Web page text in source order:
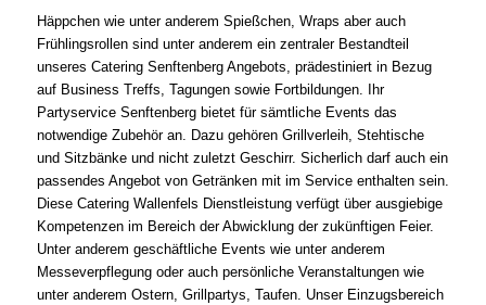
Häppchen wie unter anderem Spießchen, Wraps aber auch
Frühlingsrollen sind unter anderem ein zentraler Bestandteil
unseres Catering Senftenberg Angebots, prädestiniert in Bezug
auf Business Treffs, Tagungen sowie Fortbildungen. Ihr
Partyservice Senftenberg bietet für sämtliche Events das
notwendige Zubehör an. Dazu gehören Grillverleih, Stehtische
und Sitzbänke und nicht zuletzt Geschirr. Sicherlich darf auch ein
passendes Angebot von Getränken mit im Service enthalten sein.
Diese Catering Wallenfels Dienstleistung verfügt über ausgiebige
Kompetenzen im Bereich der Abwicklung der zukünftigen Feier.
Unter anderem geschäftliche Events wie unter anderem
Messeverpflegung oder auch persönliche Veranstaltungen wie
unter anderem Ostern, Grillpartys, Taufen. Unser Einzugsbereich